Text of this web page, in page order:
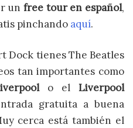
un free tour en español,
pinchando aquí.
Dock tienes The Beatles
tan importantes como
o el Liverpool
gratuita a buena
cerca está también el